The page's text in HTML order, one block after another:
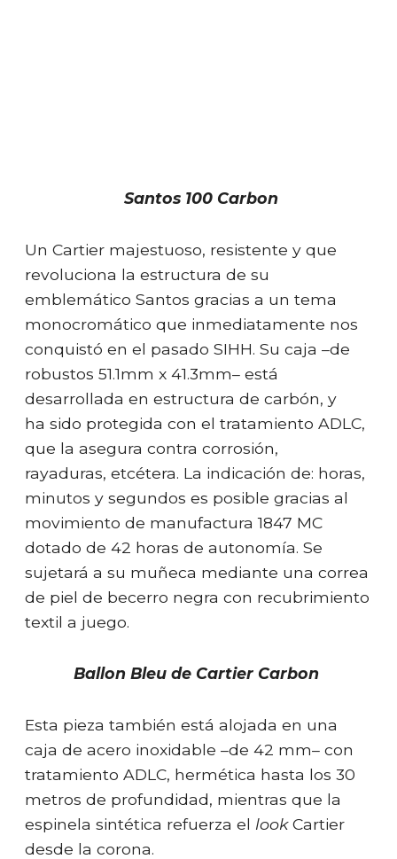
Santos 100 Carbon
Un Cartier majestuoso, resistente y que
revoluciona la estructura de su
emblemático Santos gracias a un tema
monocromático que inmediatamente nos
conquistó en el pasado SIHH. Su caja –de
robustos 51.1mm x 41.3mm– está
desarrollada en estructura de carbón, y
ha sido protegida con el tratamiento ADLC,
que la asegura contra corrosión,
rayaduras, etcétera. La indicación de: horas,
minutos y segundos es posible gracias al
movimiento de manufactura 1847 MC
dotado de 42 horas de autonomía. Se
sujetará a su muñeca mediante una correa
de piel de becerro negra con recubrimiento
textil a juego.
Ballon Bleu de Cartier Carbon
Esta pieza también está alojada en una
caja de acero inoxidable –de 42 mm– con
tratamiento ADLC, hermética hasta los 30
metros de profundidad, mientras que la
espinela sintética refuerza el lookCartier
desde la corona.